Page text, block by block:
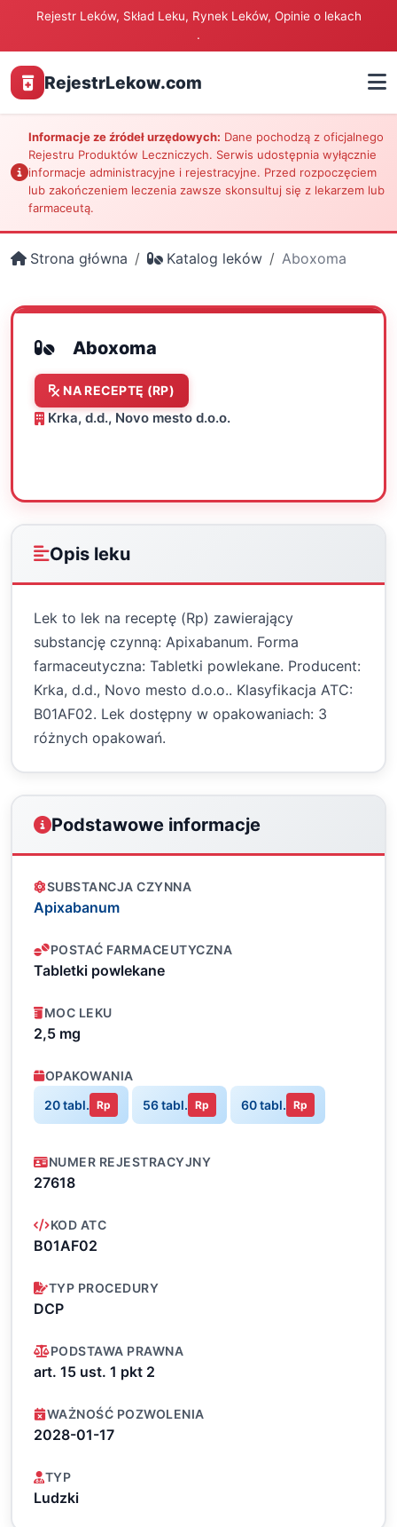
Rejestr Leków, Skład Leku, Rynek Leków, Opinie o lekach
.
RejestrLekow.com
Informacje ze źródeł urzędowych: Dane pochodzą z oficjalnego
Rejestru Produktów Leczniczych. Serwis udostępnia wyłącznie
informacje administracyjne i rejestracyjne. Przed rozpoczęciem
lub zakończeniem leczenia zawsze skonsultuj się z lekarzem lub
farmaceutą.
Strona główna Katalog leków Aboxoma
Aboxoma
NA RECEPTĘ (RP)
Krka, d.d., Novo mesto d.o.o.
Opis leku
Lek to lek na receptę (Rp) zawierający
substancję czynną: Apixabanum. Forma
farmaceutyczna: Tabletki powlekane. Producent:
Krka, d.d., Novo mesto d.o.o.. Klasyfikacja ATC:
B01AF02. Lek dostępny w opakowaniach: 3
różnych opakowań.
Podstawowe informacje
SUBSTANCJA CZYNNA
Apixabanum
POSTAĆ FARMACEUTYCZNA
Tabletki powlekane
MOC LEKU
2,5 mg
OPAKOWANIA
20 tabl. Rp 56 tabl. Rp 60 tabl. Rp
NUMER REJESTRACYJNY
27618
KOD ATC
B01AF02
TYP PROCEDURY
DCP
PODSTAWA PRAWNA
art. 15 ust. 1 pkt 2
WAŻNOŚĆ POZWOLENIA
2028-01-17
TYP
Ludzki